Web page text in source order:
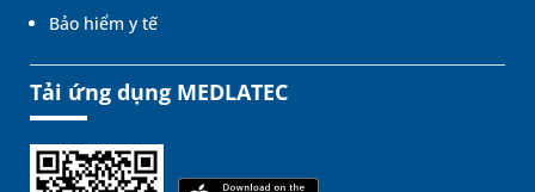
Bảo hiểm y tế
Tải ứng dụng MEDLATEC